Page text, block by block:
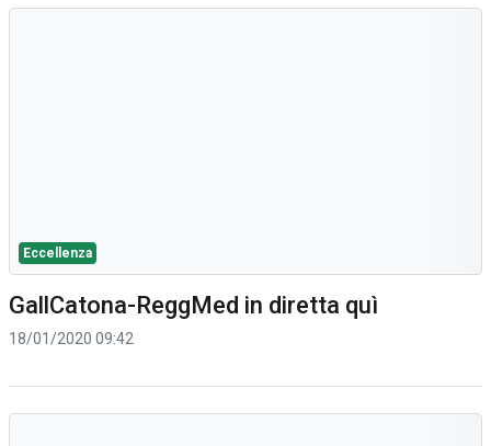
Eccellenza
GallCatona-ReggMed in diretta quì
18/01/2020 09:42